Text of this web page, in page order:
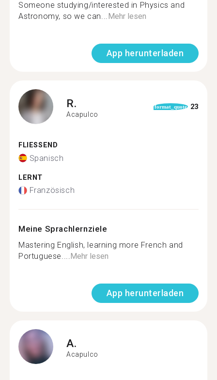
Someone studying/interested in Physics and
Astronomy, so we can...Mehr lesen
App herunterladen
R.
Acapulco
format_quote 23
FLIESSEND
Spanisch
LERNT
Französisch
Meine Sprachlernziele
Mastering English, learning more French and
Portuguese....Mehr lesen
App herunterladen
A.
Acapulco